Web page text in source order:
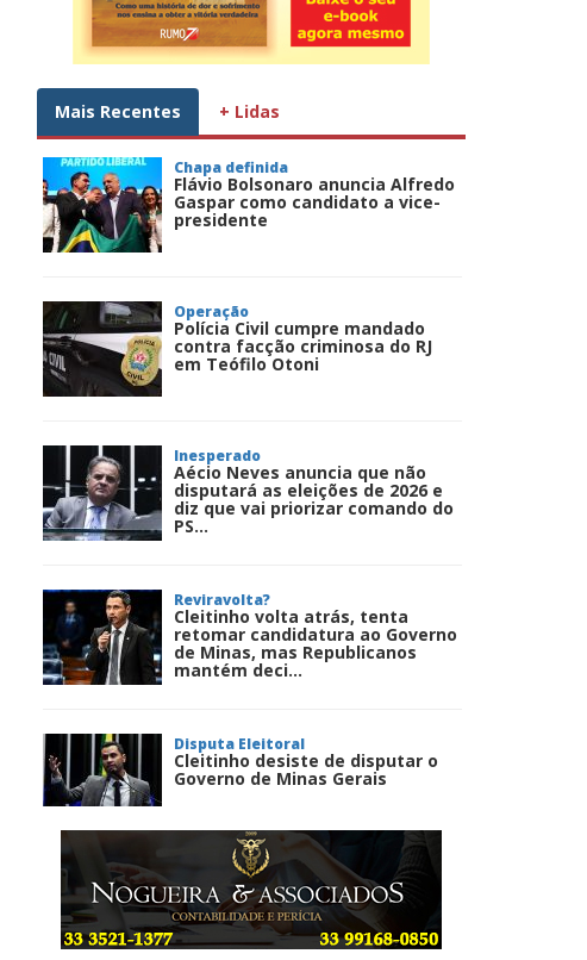
Mais Recentes + Lidas
Chapa definida
Flávio Bolsonaro anuncia Alfredo
Gaspar como candidato a vice-
presidente
Operação
Polícia Civil cumpre mandado
contra facção criminosa do RJ
em Teófilo Otoni
Inesperado
Aécio Neves anuncia que não
disputará as eleições de 2026 e
diz que vai priorizar comando do
PS...
Reviravolta?
Cleitinho volta atrás, tenta
retomar candidatura ao Governo
de Minas, mas Republicanos
mantém deci...
Disputa Eleitoral
Cleitinho desiste de disputar o
Governo de Minas Gerais
Entenda
Pix Pensão Alimentícia: entenda
o que é e como solicitar